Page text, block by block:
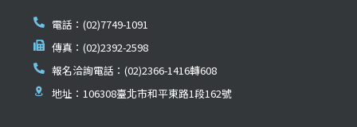
電話：(02)7749-1091
傳真：(02)2392-2598
報名洽詢電話：(02)2366-1416轉608
地址：106308臺北市和平東路1段162號